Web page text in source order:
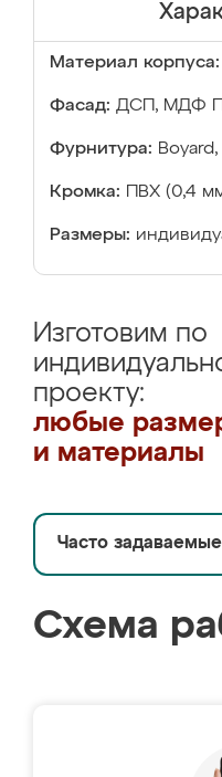
Материал корпуса:
Фасад: ДСП, МДФ
Фурнитура:
Кромка: ПВХ (0,4
Размеры:
Изготовим по
проекту:
любые
и материалы
Часто
Схема